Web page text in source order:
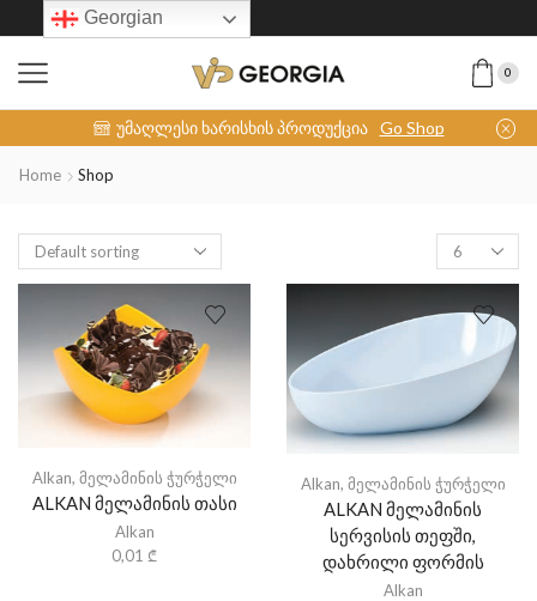
0
უმაღლესი ხარისხის პროდუქცია Go Shop
Home Shop
Alkan, მელამინის ჭურჭელი
ALKAN მელამინის თასი
Alkan
0,01 ₾
Alkan, მელამინის ჭურჭელი
ALKAN მელამინის
სერვისის თეფში,
დახრილი ფორმის
Alkan
Georgian